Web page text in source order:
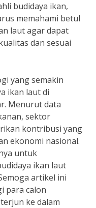
budidaya ikan,
memahami betul
laut agar dapat
dan sesuai
yang semakin
ikan laut di
Menurut data
sektor
kontribusi yang
ekonomi nasional.
untuk
ikan laut
artikel ini
para calon
ke dalam